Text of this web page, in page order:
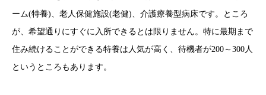
ーム(特養)、老人保健施設(老健)、介護療養型病床です。ところ
が、希望通りにすぐに入所できるとは限りません。特に最期まで
住み続けることができる特養は人気が高く、待機者が200～300人
というところもあります。